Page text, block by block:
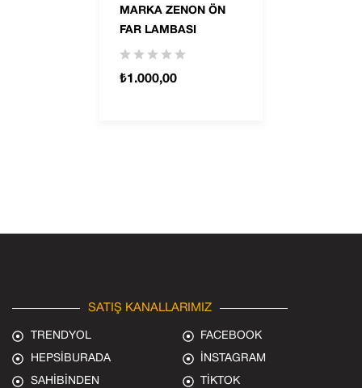
MARKA ZENON ÖN
FAR LAMBASI
₺1.000,00
SATIŞ KANALLARIMIZ
TRENDYOL
HEPSİBURADA
SAHİBİNDEN
FACEBOOK
İNSTAGRAM
TİKTOK